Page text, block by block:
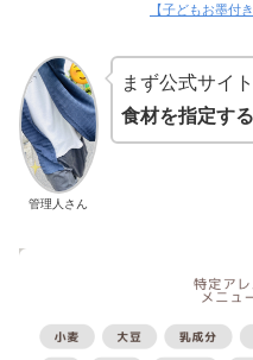
【子どもお墨付
管理人さん
まず公式サイ
食材を指定する